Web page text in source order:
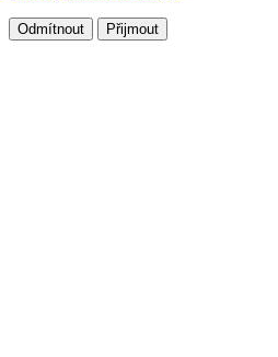
Odmítnout Přijmout